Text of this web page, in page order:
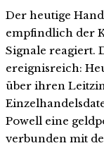
Der heutige
empfindlich der
Signale reagiert.
ereignisreich:
über ihren
Powell eine
verbunden mit